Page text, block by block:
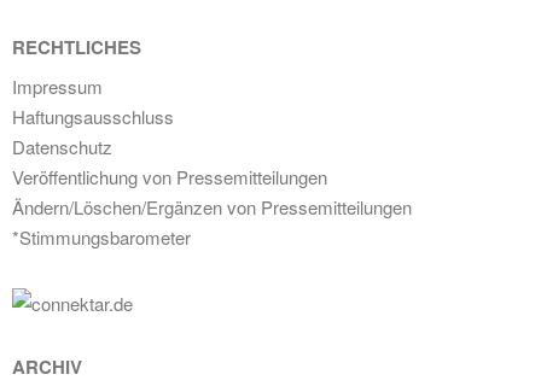
RECHTLICHES
Impressum
Haftungsausschluss
Datenschutz
Veröffentlichung von Pressemitteilungen
Ändern/Löschen/Ergänzen von Pressemitteilungen
*Stimmungsbarometer
ARCHIV